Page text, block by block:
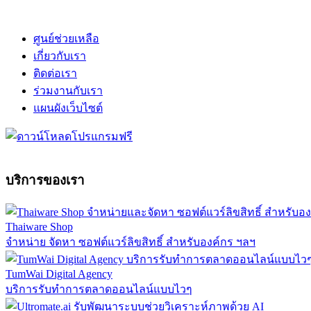
ศูนย์ช่วยเหลือ
เกี่ยวกับเรา
ติดต่อเรา
ร่วมงานกับเรา
แผนผังเว็บไซต์
บริการของเรา
Thaiware Shop
จำหน่าย จัดหา ซอฟต์แวร์ลิขสิทธิ์ สำหรับองค์กร ฯลฯ
TumWai Digital Agency
บริการรับทำการตลาดออนไลน์แบบไวๆ